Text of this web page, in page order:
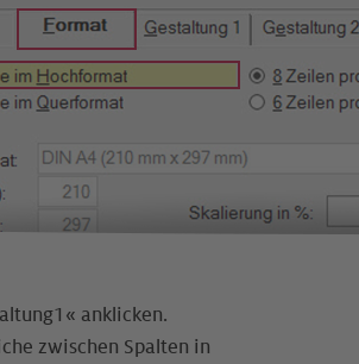
anklicken.
zwischen Spalten in